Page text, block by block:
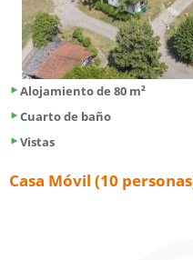
Alojamiento de 80 m²
Cuarto de baño
Vistas
Casa Móvil (10